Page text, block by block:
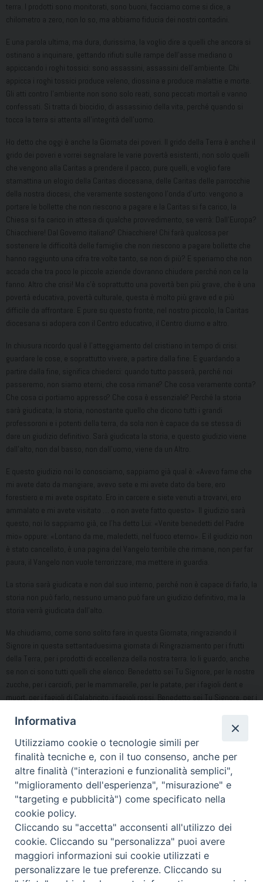
terra. I prodotti sono monitorati, sono buoni, facciamo come si dice, a
chilometro a zero, non lo so, ma abbiamo fiducia dei nostri contadini.
E una parola ultima, ma dura, durissima, la voglio dire a quelli che ancora si
ostinano a inquinare, gettando rifiuti sulle rampe dell’asse mediano o
appiccando i roghi tossici: sono assassini, assassini dell’ambiente. Chi
appicca i roghi tossici produce veleno, diossina e produce malattie e morte.
Gli atti contro l’ambiente non sono solo reati, sono peccati mortali e vanno
confessati. Si tratta di biocidio, di assassinio della vita, perché quando si
tocca la terra si attenta all’integrità dell’uomo.
Ho detto che oggi è anche la Giornata dei poveri. Il grido della Terra è anche il
grido dei poveri e vorrei segnalare le varie povertà esistenti, non solo quelli
che vengono alla Caritas a prendere il pacco, pure quelli, e voglio fare
stamattina un elogio della Caritas diocesana, delle Caritas delle parrocchie
della nostra diocesi, che veramente sostengono l’onda d’urto: vengono a
portare le bollette che non riescono a pagare e la Caritas si fa carico, la
Chiesa si fa carico in attesa di qualche provvedimento, se verrà: Dall’Europa?
Chiacchiere! Dal Governo italiano? Chiacchiere! Chi farà qualcosa per
sostenere le difficoltà delle famiglie che non riescono a pagare bollette che
hanno raggiunto una cifra tre volte tanto, se non di più? E speriamo che non
accada che tra poco le piccole aziende dovranno chiudere perché non ce la
fanno. Altro che crisi! Ma c’è soprattutto una povertà ben più grave, che è una
povertà educativa, povertà culturale, questa è molto più grave ed e più
difficile da affrontare. E pure su questo fronte, nel nostro piccolo, la Caritas
diocesana si adopera con il Centro educativo, il Centro diurno e altro.
In chiusura ricordo qual è l’atteggiamento del cristiano in tempo di crisi:
guardare le cose, e soprattutto vivere, a partire dalla fine. E guardando a
partire dalla fine, significa chiederci: quando tutto passerà, perché noi
passeremo, non siamo eterni, che cosa rimane? Che cosa veramente conta?
Che cosa ci portiamo appresso? Che cosa è essenziale? Perché la storia
sarà giudicata; la storia, nonostante quello che dicono tutti i grandi
professoroni e i potenti della terra, da sola non è capace da se stessa di
dare un giudizio definitivo. Sarà giudicata la storia, e questo giudizio viene
dall’alto, non dal basso, non dall’uomo, viene da un Altro.
E questo giudizio noi lo conosciamo, sappiamo già qual è: «Avevo fame che
mi avete dato da mangiare, avevo sete e mi avete dato da bere, ero
forestiero e mi avete ospitato. Ero in carcere e siete venuti a trovarvi, ero
ammalato e mi avete visitato … o non avete fatto questo». Il giudizio sarà
questo, noi lo sappiamo già, ce l’ha detto Lui: «Venite benedetti del Padre
mio» oppure: «Lontano da me, maledetti, nel fuoco eterno». E il giudizio non
è stato cancellato, è una pagina del Vangelo terribile che rimane, non per far
paura, il Vangelo non vuole terrorizzare, ma mettere in guardia.
La storia sarà giudicata e non dal suo interno, perché non è capace di farlo, la
storia non può farlo, nessuno umano può fare un giudizio definitivo, ma la
storia verrà giudicata dall’alto.
Ma chiudiamo, come sono solito fare in questa Giornata, ringraziando il
Signore in questa settantaduesima giornata di Ringraziamento per i frutti
della Terra, per i prodotti di eccellenza della nostra terra. Io li guardo, anche
se non ci sono tutti quelli che elenco: Benedetto sei Tu Signore, per le nostre
zucche, per i carciofi, per le mammarelle, per le patate, per i fagioli dent e
muort, per i fagioli di Calabricito, i fagioli rossi. Benedetto sei Tu Signore, per i
cavolo torzella. Ho mancato i finocchi, li ho qui davanti a me.
Benedetto sei Tu Signore, per tutto questo sii Benedetto nei secoli, oggi e
sempre, amen!
Condividi…
Omelia 13 Novembre Ringraziamento
Informativa
Utilizziamo cookie o tecnologie simili per
finalità tecniche e, con il tuo consenso, anche per
altre finalità ("interazioni e funzionalità semplici",
"miglioramento dell'esperienza", "misurazione" e
"targeting e pubblicità") come specificato nella
cookie policy.
Cliccando su "accetta" acconsenti all'utilizzo dei
cookie. Cliccando su "personalizza" puoi avere
maggiori informazioni sui cookie utilizzati e
personalizzare le tue preferenze. Cliccando su